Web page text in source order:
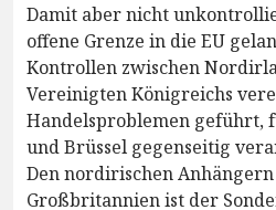
Damit aber nicht
offene Grenze in die EU
Kontrollen zwischen
Vereinigten Königreichs
Handelsproblemen geführt,
und Brüssel gegenseitig
Den nordirischen
Großbritannien ist der